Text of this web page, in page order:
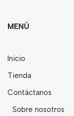
MENÚ
Inicio
Tienda
Contáctanos
Sobre nosotros